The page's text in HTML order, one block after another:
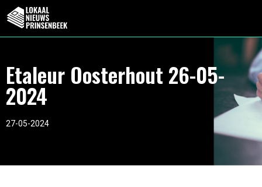
Etaleur Oosterhout 26-05-
2024
27-05-2024